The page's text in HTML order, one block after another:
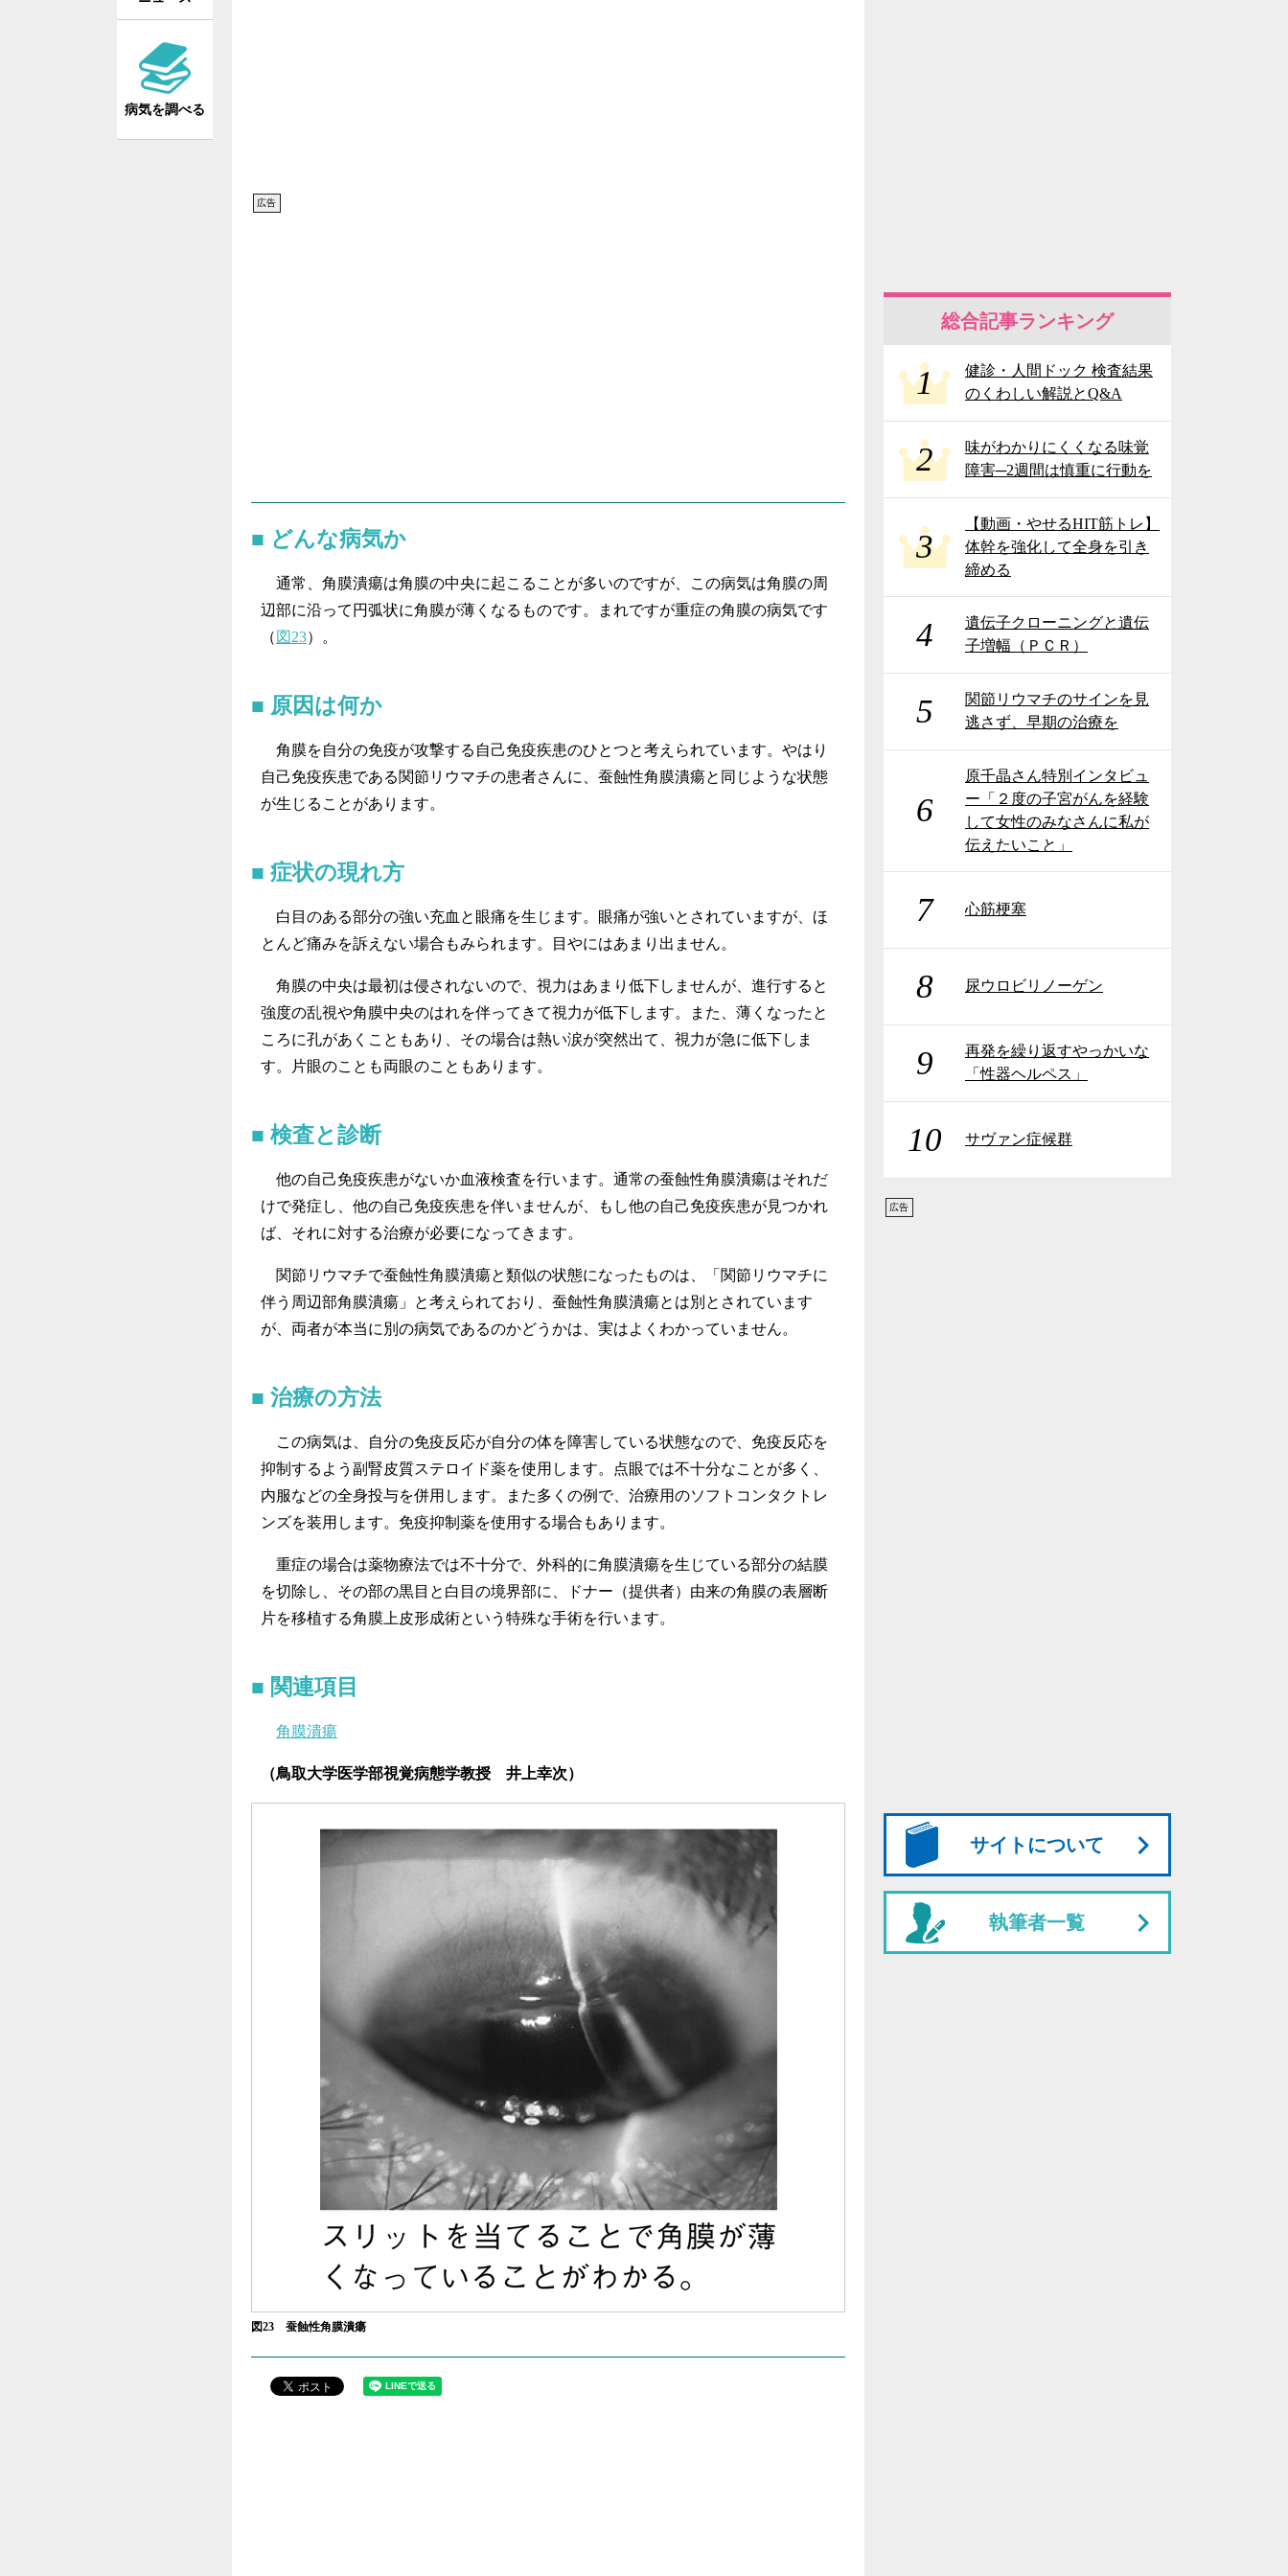
病気を調べる
広告
どんな病気か
通常、角膜潰瘍は角膜の中央に起こることが多いのですが、この病気は角膜の周
辺部に沿って円弧状に角膜が薄くなるものです。まれですが重症の角膜の病気です
（ 図23）。
原因は何か
角膜を自分の免疫が攻撃する自己免疫疾患のひとつと考えられています。やはり
自己免疫疾患である関節リウマチの患者さんに、蚕蝕性角膜潰瘍と同じような状態
が生じることがあります。
症状の現れ方
白目のある部分の強い充血と眼痛を生じます。眼痛が強いとされていますが、ほ
とんど痛みを訴えない場合もみられます。目やにはあまり出ません。
角膜の中央は最初は侵されないので、視力はあまり低下しませんが、進行すると
強度の乱視や角膜中央のはれを伴ってきて視力が低下します。また、薄くなったと
ころに孔があくこともあり、その場合は熱い涙が突然出て、視力が急に低下しま
す。片眼のことも両眼のこともあります。
検査と診断
他の自己免疫疾患がないか血液検査を行います。通常の蚕蝕性角膜潰瘍はそれだ
けで発症し、他の自己免疫疾患を伴いませんが、もし他の自己免疫疾患が見つかれ
ば、それに対する治療が必要になってきます。
関節リウマチで蚕蝕性角膜潰瘍と類似の状態になったものは、「関節リウマチに
伴う周辺部角膜潰瘍」と考えられており、蚕蝕性角膜潰瘍とは別とされています
が、両者が本当に別の病気であるのかどうかは、実はよくわかっていません。
治療の方法
この病気は、自分の免疫反応が自分の体を障害している状態なので、免疫反応を
抑制するよう副腎皮質ステロイド薬を使用します。点眼では不十分なことが多く、
内服などの全身投与を併用します。また多くの例で、治療用のソフトコンタクトレ
ンズを装用します。免疫抑制薬を使用する場合もあります。
重症の場合は薬物療法では不十分で、外科的に角膜潰瘍を生じている部分の結膜
を切除し、その部の黒目と白目の境界部に、ドナー（提供者）由来の角膜の表層断
片を移植する角膜上皮形成術という特殊な手術を行います。
関連項目
角膜潰瘍
（鳥取大学医学部視覚病態学教授 井上幸次）
図23 蚕蝕性角膜潰瘍
総合記事ランキング
1
健診・人間ドック 検査結果
のくわしい解説とQ&A
2
味がわかりにくくなる味覚
障害─2週間は慎重に行動を
3
【動画・やせるHIT筋トレ】
体幹を強化して全身を引き
締める
4
遺伝子クローニングと遺伝
子増幅（ＰＣＲ）
5
関節リウマチのサインを見
逃さず、早期の治療を
6
原千晶さん特別インタビュ
ー「２度の子宮がんを経験
して女性のみなさんに私が
伝えたいこと」
7 心筋梗塞
8 尿ウロビリノーゲン
9
再発を繰り返すやっかいな
「性器ヘルペス」
10 サヴァン症候群
広告
サイトについて
執筆者一覧